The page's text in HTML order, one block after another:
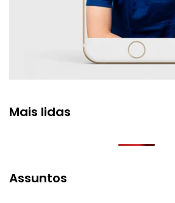
Mais lidas
Assuntos